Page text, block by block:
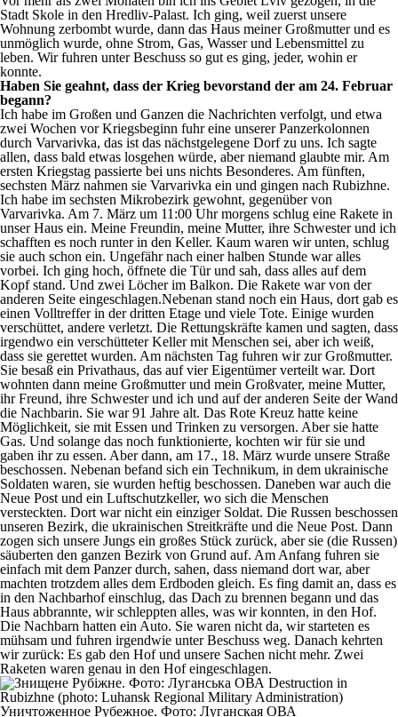
Stadt Skole in den Hredliv-Palast. Ich ging, weil zuerst unsere
Wohnung zerbombt wurde, dann das Haus meiner Großmutter und es
unmöglich wurde, ohne Strom, Gas, Wasser und Lebensmittel zu
leben. Wir fuhren unter Beschuss so gut es ging, jeder, wohin er
konnte.
Haben Sie geahnt, dass der Krieg bevorstand der am 24. Februar
begann?
Ich habe im Großen und Ganzen die Nachrichten verfolgt, und etwa
zwei Wochen vor Kriegsbeginn fuhr eine unserer Panzerkolonnen
durch Varvarivka, das ist das nächstgelegene Dorf zu uns. Ich sagte
allen, dass bald etwas losgehen würde, aber niemand glaubte mir. Am
ersten Kriegstag passierte bei uns nichts Besonderes. Am fünften,
sechsten März nahmen sie Varvarivka ein und gingen nach Rubizhne.
Ich habe im sechsten Mikrobezirk gewohnt, gegenüber von
Varvarivka. Am 7. März um 11:00 Uhr morgens schlug eine Rakete in
unser Haus ein. Meine Freundin, meine Mutter, ihre Schwester und ich
schafften es noch runter in den Keller. Kaum waren wir unten, schlug
sie auch schon ein. Ungefähr nach einer halben Stunde war alles
vorbei. Ich ging hoch, öffnete die Tür und sah, dass alles auf dem
Kopf stand. Und zwei Löcher im Balkon. Die Rakete war von der
anderen Seite eingeschlagen.Nebenan stand noch ein Haus, dort gab es
einen Volltreffer in der dritten Etage und viele Tote. Einige wurden
verschüttet, andere verletzt. Die Rettungskräfte kamen und sagten, dass
irgendwo ein verschütteter Keller mit Menschen sei, aber ich weiß,
dass sie gerettet wurden. Am nächsten Tag fuhren wir zur Großmutter.
Sie besaß ein Privathaus, das auf vier Eigentümer verteilt war. Dort
wohnten dann meine Großmutter und mein Großvater, meine Mutter,
ihr Freund, ihre Schwester und ich und auf der anderen Seite der Wand
die Nachbarin. Sie war 91 Jahre alt. Das Rote Kreuz hatte keine
Möglichkeit, sie mit Essen und Trinken zu versorgen. Aber sie hatte
Gas. Und solange das noch funktionierte, kochten wir für sie und
gaben ihr zu essen. Aber dann, am 17., 18. März wurde unsere Straße
beschossen. Nebenan befand sich ein Technikum, in dem ukrainische
Soldaten waren, sie wurden heftig beschossen. Daneben war auch die
Neue Post und ein Luftschutzkeller, wo sich die Menschen
versteckten. Dort war nicht ein einziger Soldat. Die Russen beschossen
unseren Bezirk, die ukrainischen Streitkräfte und die Neue Post. Dann
zogen sich unsere Jungs ein großes Stück zurück, aber sie (die Russen)
säuberten den ganzen Bezirk von Grund auf. Am Anfang fuhren sie
einfach mit dem Panzer durch, sahen, dass niemand dort war, aber
machten trotzdem alles dem Erdboden gleich. Es fing damit an, dass es
in den Nachbarhof einschlug, das Dach zu brennen begann und das
Haus abbrannte, wir schleppten alles, was wir konnten, in den Hof.
Die Nachbarn hatten ein Auto. Sie waren nicht da, wir starteten es
mühsam und fuhren irgendwie unter Beschuss weg. Danach kehrten
wir zurück: Es gab den Hof und unsere Sachen nicht mehr. Zwei
Raketen waren genau in den Hof eingeschlagen.